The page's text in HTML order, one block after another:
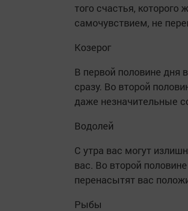
того счастья,
самочувствием, не
Козерог
В первой половине дня
сразу. Во второй
даже незначительные
Водолей
С утра вас могут
вас. Во второй
перенасытят вас
Рыбы